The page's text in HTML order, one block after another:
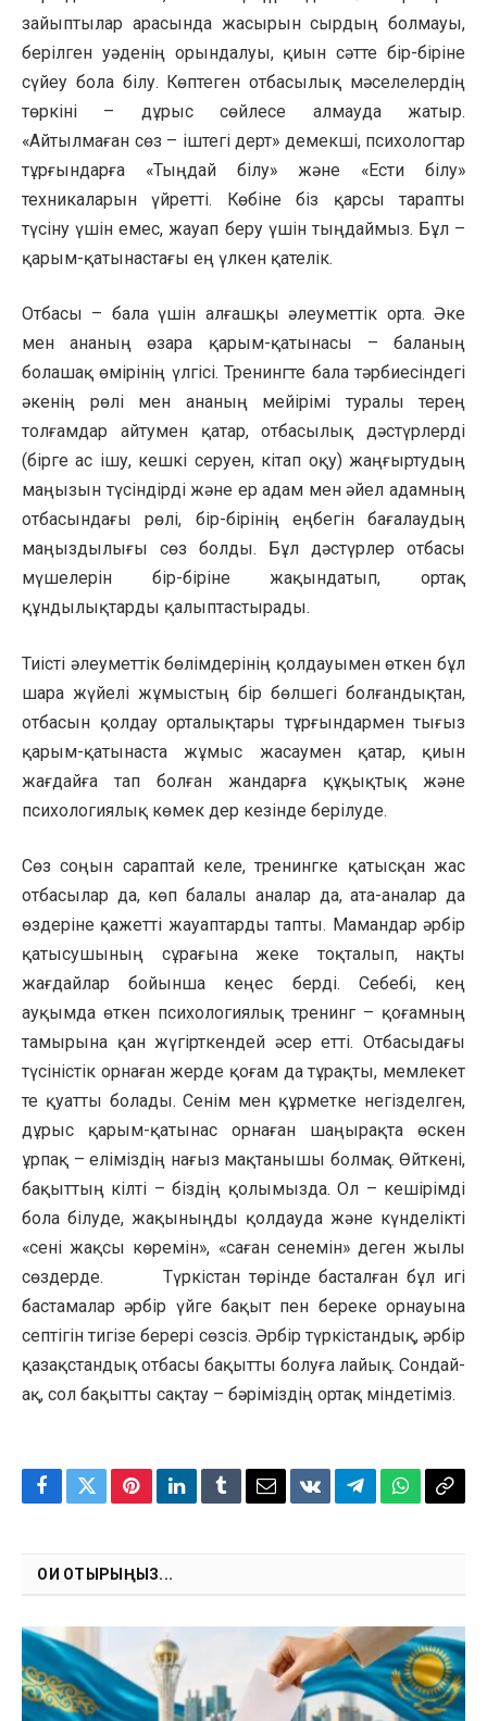
зайыптылар арасында жасырын сырдың болмауы,
берілген уәденің орындалуы, қиын сәтте бір-біріне
сүйеу бола білу. Көптеген отбасылық мәселелердің
төркіні – дұрыс сөйлесе алмауда жатыр.
«Айтылмаған сөз – іштегі дерт» демекші, психологтар
тұрғындарға «Тыңдай білу» және «Ести білу»
техникаларын үйретті. Көбіне біз қарсы тарапты
түсіну үшін емес, жауап беру үшін тыңдаймыз. Бұл –
қарым-қатынастағы ең үлкен қателік.
Отбасы – бала үшін алғашқы әлеуметтік орта. Әке
мен ананың өзара қарым-қатынасы – баланың
болашақ өмірінің үлгісі. Тренингте бала тәрбиесіндегі
әкенің рөлі мен ананың мейірімі туралы терең
толғамдар айтумен қатар, отбасылық дәстүрлерді
(бірге ас ішу, кешкі серуен, кітап оқу) жаңғыртудың
маңызын түсіндірді және ер адам мен әйел адамның
отбасындағы рөлі, бір-бірінің еңбегін бағалаудың
маңыздылығы сөз болды. Бұл дәстүрлер отбасы
мүшелерін бір-біріне жақындатып, ортақ
құндылықтарды қалыптастырады.
Тиісті әлеуметтік бөлімдерінің қолдауымен өткен бұл
шара жүйелі жұмыстың бір бөлшегі болғандықтан,
отбасын қолдау орталықтары тұрғындармен тығыз
қарым-қатынаста жұмыс жасаумен қатар, қиын
жағдайға тап болған жандарға құқықтық және
психологиялық көмек дер кезінде берілуде.
Сөз соңын сараптай келе, тренингке қатысқан жас
отбасылар да, көп балалы аналар да, ата-аналар да
өздеріне қажетті жауаптарды тапты. Мамандар әрбір
қатысушының сұрағына жеке тоқталып, нақты
жағдайлар бойынша кеңес берді. Себебі, кең
ауқымда өткен психологиялық тренинг – қоғамның
тамырына қан жүгірткендей әсер етті. Отбасыдағы
түсіністік орнаған жерде қоғам да тұрақты, мемлекет
те қуатты болады. Сенім мен құрметке негізделген,
дұрыс қарым-қатынас орнаған шаңырақта өскен
ұрпақ – еліміздің нағыз мақтанышы болмақ. Өйткені,
бақыттың кілті – біздің қолымызда. Ол – кешірімді
бола білуде, жақыныңды қолдауда және күнделікті
«сені жақсы көремін», «саған сенемін» деген жылы
сөздерде. Түркістан төрінде басталған бұл игі
бастамалар әрбір үйге бақыт пен береке орнауына
септігін тигізе берері сөзсіз. Әрбір түркістандық, әрбір
қазақстандық отбасы бақытты болуға лайық. Сондай-
ақ, сол бақытты сақтау – бәріміздің ортақ міндетіміз.
Facebook
TwitterPinterestLinkedInTumblrEmailVKontakte
TelegramWhatsApp
Copy
ОҚИ ОТЫРЫҢЫЗ...